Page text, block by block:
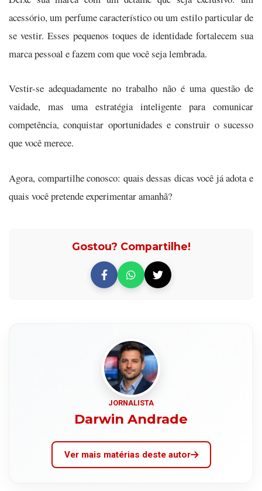
acessório, um perfume característico ou um estilo particular de
se vestir. Esses pequenos toques de identidade fortalecem sua
marca pessoal e fazem com que você seja lembrada.
Vestir-se adequadamente no trabalho não é uma questão de
vaidade, mas uma estratégia inteligente para comunicar
competência, conquistar oportunidades e construir o sucesso
que você merece.
Agora, compartilhe conosco: quais dessas dicas você já adota e
quais você pretende experimentar amanhã?
Gostou? Compartilhe!
JORNALISTA
Darwin Andrade
Ver mais matérias deste autor